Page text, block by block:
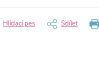
Hlídací pes Sdílet